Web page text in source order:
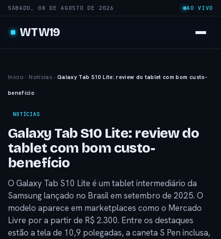
SÁBADO, 08 DE AGOSTO DE 2026 AO VIVO
WTW19
Início › Notícias › Galaxy Tab S10 Lite: review do tablet com bom custo-
benefício
NOTÍCIAS
Galaxy Tab S10 Lite: review do
tablet com bom custo-
benefício
O Galaxy Tab S10 Lite é um tablet intermediário da
Samsung lançado no Brasil em setembro de 2025. O
modelo aparece em marketplaces como o Mercado
Livre por a partir de R$ 2.300. Entre os destaques
estão a tela de 10,9 polegadas, a caneta S Pen inclusa,